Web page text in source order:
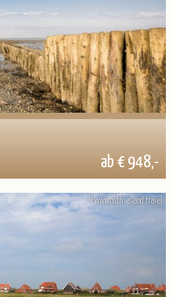
ab € 948,-
© www.ostfriesland.travel